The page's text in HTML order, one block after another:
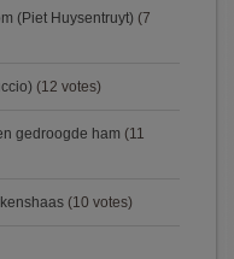
(Piet Huysentruyt) (7
(12 votes)
gedroogde ham (11
(10 votes)